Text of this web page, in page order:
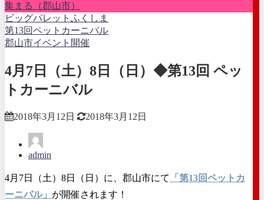
集まる（郡山市）
ビッグパレットふくしま
第13回ペットカーニバル
郡山市イベント開催
4月7日（土）8日（日）◆第13回 ペッ
トカーニバル
2018年3月12日 2018年3月12日
admin
4月7日（土）8日（日）に、郡山市にて
「第13回ペットカ
ーニバル」 が開催されます！